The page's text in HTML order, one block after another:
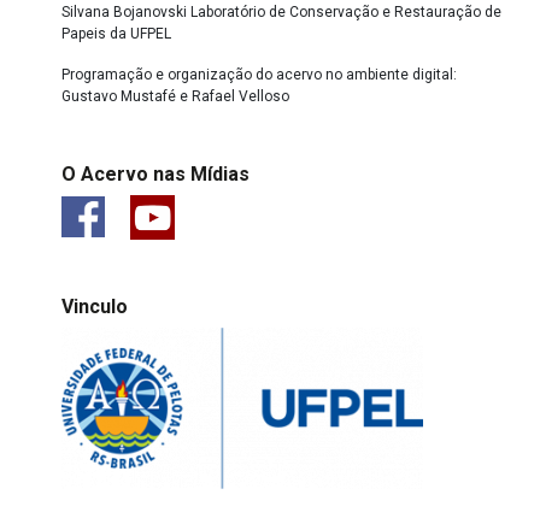
Silvana Bojanovski Laboratório de Conservação e Restauração de
Papeis da UFPEL
Programação e organização do acervo no ambiente digital:
Gustavo Mustafé e Rafael Velloso
O Acervo nas Mídias
Vinculo